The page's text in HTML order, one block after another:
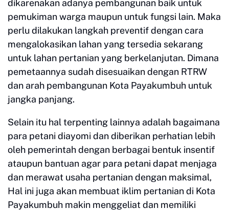
dikarenakan adanya pembangunan baik untuk
pemukiman warga maupun untuk fungsi lain. Maka
perlu dilakukan langkah preventif dengan cara
mengalokasikan lahan yang tersedia sekarang
untuk lahan pertanian yang berkelanjutan. Dimana
pemetaannya sudah disesuaikan dengan RTRW
dan arah pembangunan Kota Payakumbuh untuk
jangka panjang.
Selain itu hal terpenting lainnya adalah bagaimana
para petani diayomi dan diberikan perhatian lebih
oleh pemerintah dengan berbagai bentuk insentif
ataupun bantuan agar para petani dapat menjaga
dan merawat usaha pertanian dengan maksimal,
Hal ini juga akan membuat iklim pertanian di Kota
Payakumbuh makin menggeliat dan memiliki